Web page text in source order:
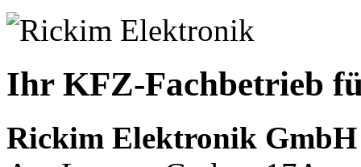
Ihr KFZ-Fachbetrieb
Rickim Elektronik GmbH